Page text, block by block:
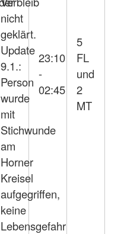
nicht
geklärt.
Update
9.1.:
Person
wurde
mit
Stichwunde
am
Horner
Kreisel
aufgegriffen,
keine
Lebensgefahr
23:10
-
02:45
5
FL
und
2
MT